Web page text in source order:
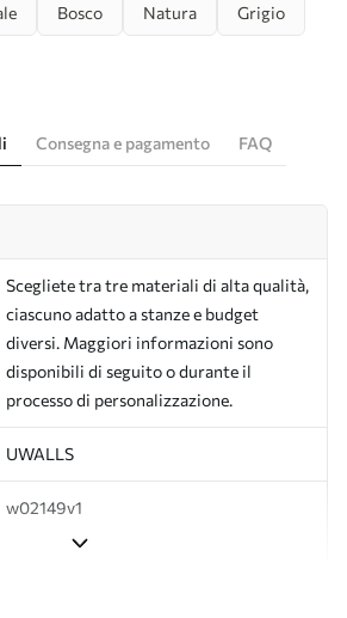
Bosco Natura Grigio
Consegna e pagamento FAQ
Scegliete tra tre materiali di alta qualità,
ciascuno adatto a stanze e budget
diversi. Maggiori informazioni sono
disponibili di seguito o durante il
processo di personalizzazione.
UWALLS
w02149v1